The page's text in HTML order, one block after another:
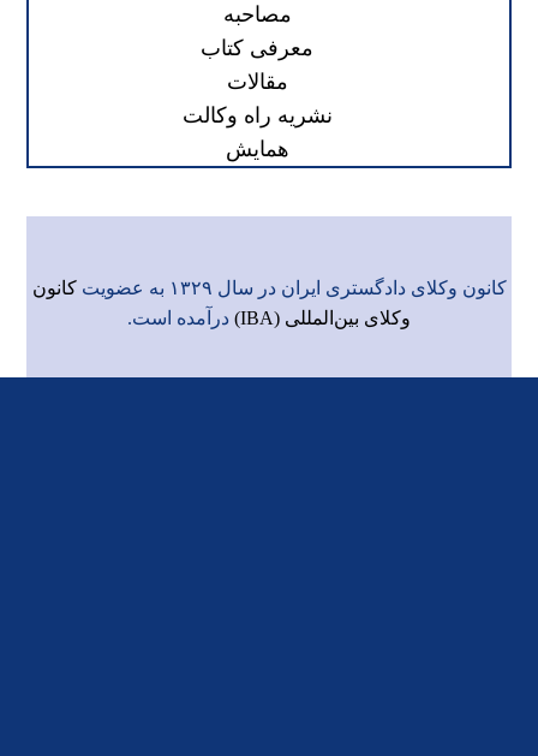
مصاحبه
معرفی کتاب
مقالات
نشریه راه وکالت
همایش
کانون وکلای دادگستری ایران در سال ۱۳۲۹ به عضویت
کانون
وکلای بین‌المللی (IBA)
درآمده است.